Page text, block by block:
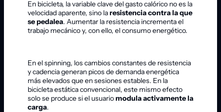
En bicicleta, la variable clave del gasto calórico no es la
velocidad aparente, sino laresistencia contra la que
se pedalea. Aumentar la resistencia incrementa el
trabajo mecánico y, con ello, el consumo energético.
En el spinning, los cambios constantes de resistencia
y cadencia generan picos de demanda energética
más elevados que en sesiones estables. En la
bicicleta estática convencional, este mismo efecto
solo se produce si el usuariomodula activamente la
carga.